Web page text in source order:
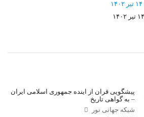
پیشگویی قرآن از آینده جمهوری اسلامی ایران
– به گواهی تاریخ
شبکه جهانی نور